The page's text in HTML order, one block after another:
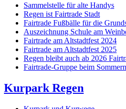
Sammelstelle für alte Handys
Regen ist Fairtrade Stadt
Fairtrade Fußbälle für die
Auszeichnung Schule am
Fairtrade am Altstadtfest 2024
Fairtrade am Altstadtfest 2025
Regen bleibt auch ab 2026
Fairtrade-Gruppe beim
Kurpark Regen